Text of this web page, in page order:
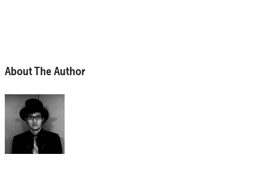
About The Author